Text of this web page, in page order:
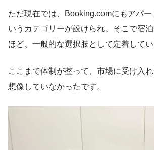
ただ現在では、Booking.comにもアパー
いうカテゴリーが設けられ、そこで宿
ほど、一般的な選択肢として定着してい
ここまで体制が整って、市場に受け入
想像していなかったです。